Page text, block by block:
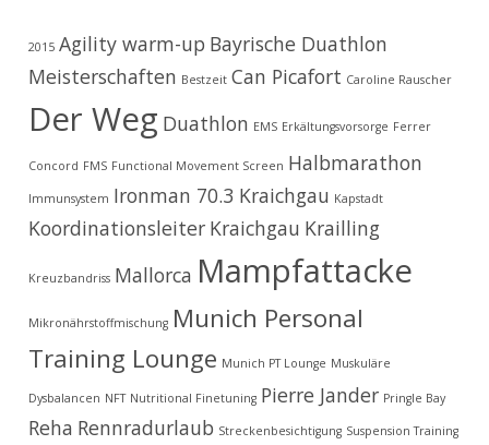
2015 Agility warm-up Bayrische Duathlon
Meisterschaften Bestzeit Can Picafort Caroline Rauscher
Der Weg Duathlon EMS Erkältungsvorsorge Ferrer
Concord FMS Functional Movement Screen Halbmarathon
Immunsystem Ironman 70.3 Kraichgau Kapstadt
Koordinationsleiter Kraichgau Krailling
Kreuzbandriss Mallorca Mampfattacke
Mikronährstoffmischung Munich Personal
Training Lounge Munich PT Lounge Muskuläre
Dysbalancen NFT Nutritional Finetuning Pierre Jander Pringle Bay
Reha Rennradurlaub Streckenbesichtigung Suspension Training